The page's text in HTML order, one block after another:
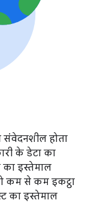
संवेदनशील होता
के डेटा का
इस्तेमाल
कम से कम इकट्ठा
का इस्तेमाल